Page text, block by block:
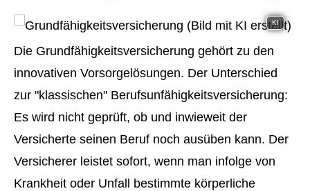
KI
Die Grundfähigkeitsversicherung gehört zu den
innovativen Vorsorgelösungen. Der Unterschied
zur "klassischen" Berufs­unfähig­keitsversicherung:
Es wird nicht geprüft, ob und inwieweit der
Versicherte seinen Beruf noch ausüben kann. Der
Versicherer leistet sofort, wenn man infolge von
Krankheit oder Unfall bestimmte körperliche